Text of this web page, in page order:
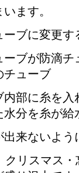
ます。
ブに変更
ーブが防滴
チューブ
内部に糸を
水分を糸が給
出来ないよう
クリスマス